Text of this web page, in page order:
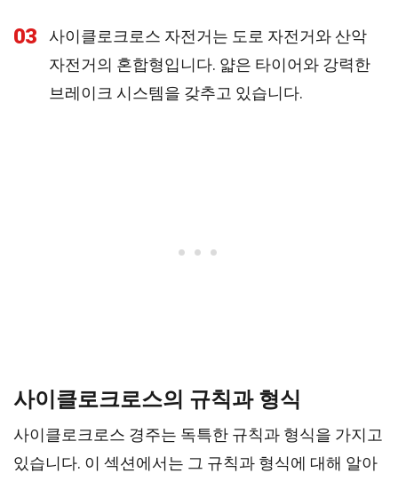
03
사이클로크로스 자전거는 도로 자전거와 산악
자전거의 혼합형입니다. 얇은 타이어와 강력한
브레이크 시스템을 갖추고 있습니다.
사이클로크로스의 규칙과 형식
사이클로크로스 경주는 독특한 규칙과 형식을 가지고
있습니다. 이 섹션에서는 그 규칙과 형식에 대해 알아